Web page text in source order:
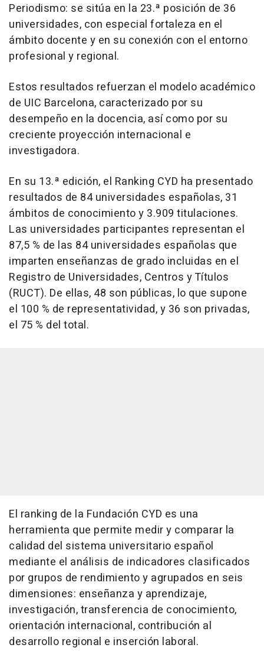
Periodismo: se sitúa en la 23.ª posición de 36
universidades, con especial fortaleza en el
ámbito docente y en su conexión con el entorno
profesional y regional.
Estos resultados refuerzan el modelo académico
de UIC Barcelona, caracterizado por su
desempeño en la docencia, así como por su
creciente proyección internacional e
investigadora.
En su 13.ª edición, el Ranking CYD ha presentado
resultados de 84 universidades españolas, 31
ámbitos de conocimiento y 3.909 titulaciones.
Las universidades participantes representan el
87,5 % de las 84 universidades españolas que
imparten enseñanzas de grado incluidas en el
Registro de Universidades, Centros y Títulos
(RUCT). De ellas, 48 son públicas, lo que supone
el 100 % de representatividad, y 36 son privadas,
el 75 % del total.
El ranking de la Fundación CYD es una
herramienta que permite medir y comparar la
calidad del sistema universitario español
mediante el análisis de indicadores clasificados
por grupos de rendimiento y agrupados en seis
dimensiones: enseñanza y aprendizaje,
investigación, transferencia de conocimiento,
orientación internacional, contribución al
desarrollo regional e inserción laboral.